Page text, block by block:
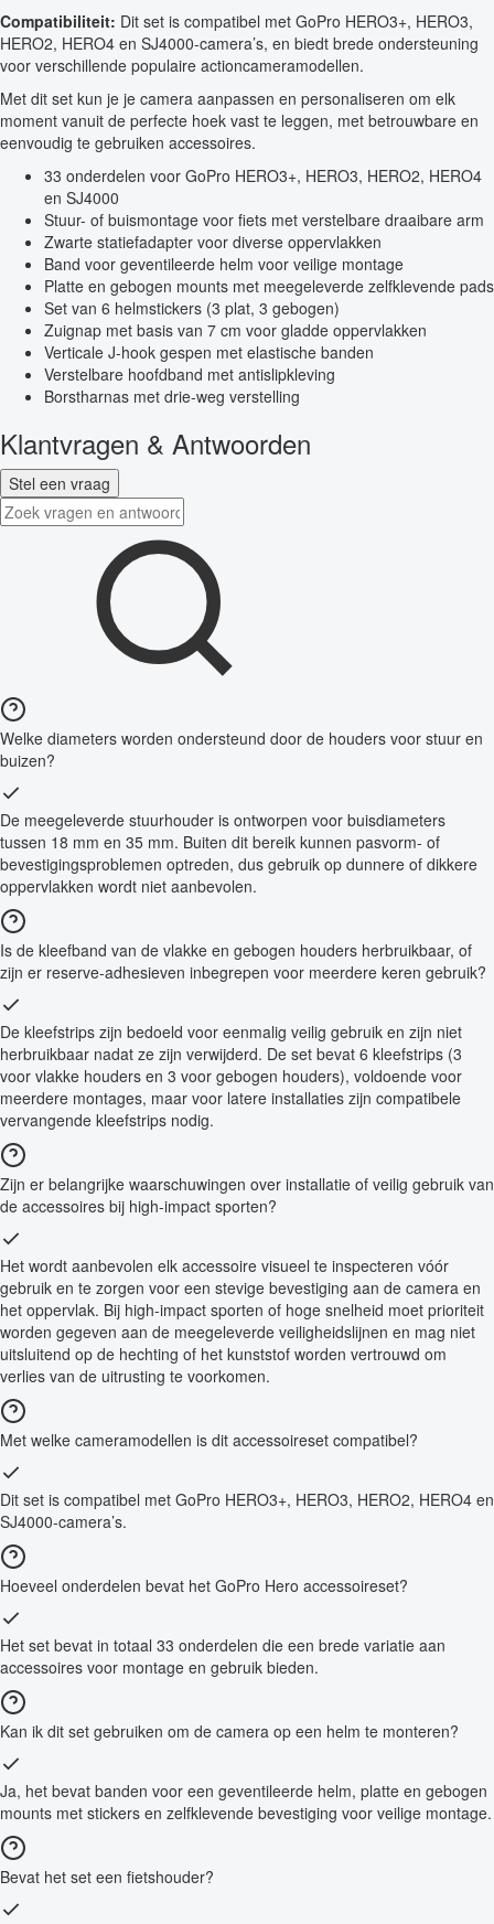
Compatibiliteit: Dit set is compatibel met GoPro HERO3+, HERO3,
HERO2, HERO4 en SJ4000-camera’s, en biedt brede ondersteuning
voor verschillende populaire actioncameramodellen.
Met dit set kun je je camera aanpassen en personaliseren om elk
moment vanuit de perfecte hoek vast te leggen, met betrouwbare en
eenvoudig te gebruiken accessoires.
33 onderdelen voor GoPro HERO3+, HERO3, HERO2, HERO4
en SJ4000
Stuur- of buismontage voor fiets met verstelbare draaibare arm
Zwarte statiefadapter voor diverse oppervlakken
Band voor geventileerde helm voor veilige montage
Platte en gebogen mounts met meegeleverde zelfklevende pads
Set van 6 helmstickers (3 plat, 3 gebogen)
Zuignap met basis van 7 cm voor gladde oppervlakken
Verticale J-hook gespen met elastische banden
Verstelbare hoofdband met antislipkleving
Borstharnas met drie-weg verstelling
Klantvragen & Antwoorden
Stel een vraag
Welke diameters worden ondersteund door de houders voor stuur en
buizen?
De meegeleverde stuurhouder is ontworpen voor buisdiameters
tussen 18 mm en 35 mm. Buiten dit bereik kunnen pasvorm- of
bevestigingsproblemen optreden, dus gebruik op dunnere of dikkere
oppervlakken wordt niet aanbevolen.
Is de kleefband van de vlakke en gebogen houders herbruikbaar, of
zijn er reserve-adhesieven inbegrepen voor meerdere keren gebruik?
De kleefstrips zijn bedoeld voor eenmalig veilig gebruik en zijn niet
herbruikbaar nadat ze zijn verwijderd. De set bevat 6 kleefstrips (3
voor vlakke houders en 3 voor gebogen houders), voldoende voor
meerdere montages, maar voor latere installaties zijn compatibele
vervangende kleefstrips nodig.
Zijn er belangrijke waarschuwingen over installatie of veilig gebruik van
de accessoires bij high-impact sporten?
Het wordt aanbevolen elk accessoire visueel te inspecteren vóór
gebruik en te zorgen voor een stevige bevestiging aan de camera en
het oppervlak. Bij high-impact sporten of hoge snelheid moet prioriteit
worden gegeven aan de meegeleverde veiligheidslijnen en mag niet
uitsluitend op de hechting of het kunststof worden vertrouwd om
verlies van de uitrusting te voorkomen.
Met welke cameramodellen is dit accessoireset compatibel?
Dit set is compatibel met GoPro HERO3+, HERO3, HERO2, HERO4 en
SJ4000-camera’s.
Hoeveel onderdelen bevat het GoPro Hero accessoireset?
Het set bevat in totaal 33 onderdelen die een brede variatie aan
accessoires voor montage en gebruik bieden.
Kan ik dit set gebruiken om de camera op een helm te monteren?
Ja, het bevat banden voor een geventileerde helm, platte en gebogen
mounts met stickers en zelfklevende bevestiging voor veilige montage.
Bevat het set een fietshouder?